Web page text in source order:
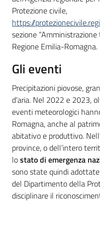
Protezione civile,
https://
sezione
Regione Emilia-Romagna.
Gli eventi
Precipitazioni piovose,
d’aria. Nel 2022 e 2023,
eventi meteorologici
Romagna, anche al
abitativo e produttivo.
province, o dell’intero
lostato di emergenza
sono state quindi
del Dipartimento della
disciplinare il